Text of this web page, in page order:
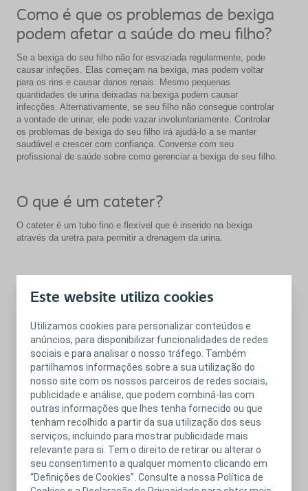
Este website utiliza cookies
Utilizamos cookies para personalizar conteúdos e
anúncios, para disponibilizar funcionalidades de redes
sociais e para analisar o nosso tráfego. Também
partilhamos informações sobre a sua utilização do
nosso site com os nossos parceiros de redes sociais,
publicidade e análise, que podem combiná-las com
outras informações que lhes tenha fornecido ou que
tenham recolhido a partir da sua utilização dos seus
serviços, incluindo para mostrar publicidade mais
relevante para si. Tem o direito de retirar ou alterar o
seu consentimento a qualquer momento clicando em
“Definições de Cookies”. Consulte a nossa Política de
Como é que os problemas de bexiga
podem afetar a saúde do meu filho?
Se a bexiga do seu filho não for esvaziada regularmente, pode
causar infeções. Elas começam na bexiga, mas podem voltar
para os rins e causar danos renais. Mesmo pequenas
quantidades de urina deixadas na bexiga podem causar
infecções. Alternativamente, se seu filho não consegue controlar
a vontade de urinar, ele pode vazar involuntariamente. Controlar
os problemas de bexiga do seu filho irá ajudá-lo a se manter
saudável e crescer com confiança. Converse com seu
profissional de saúde sobre como gerenciar a bexiga de seu filho.
O que é um cateter?
O cateter é um tubo fino e flexível que é inserido na bexiga
através da uretra para permitir a drenagem da urina.
limpo?
O cateterismo intermitente limpo é uma técnica eficaz na gestão
da bexiga baseada no esvaziamento regular e completo da
bexiga com um cateter estéril. Requer mãos bem lavadas e boa
higiene pessoal. A técnica limpa deve ser usada pelos pais
ajudando a criança, a própria criança ou ambos no ambiente
doméstico.
Se necessário, o cateterismo intermitente limpo é normalmente
introduzido imediatamente após o nascimento para evitar danos
aos rins. Inicialmente os pais terão que fazer o procedimento,
mas quando for possível, a criança deve assumir a
responsabilidade.